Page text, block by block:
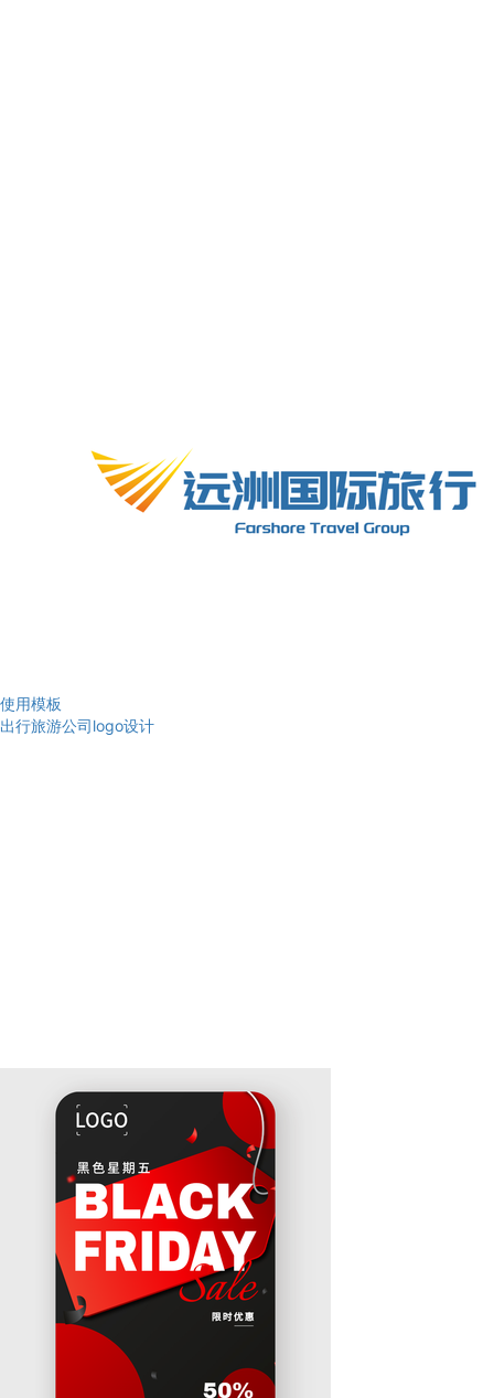
使用模板
出行旅游公司logo设计